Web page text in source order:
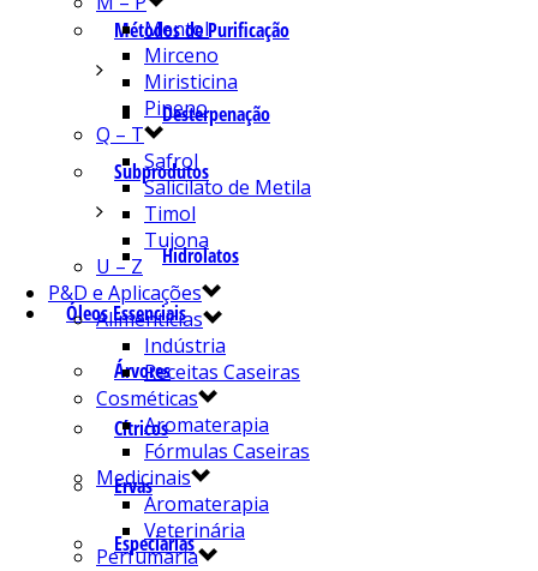
Métodos de Purificação
Desterpenação
Subprodutos
Hidrolatos
Óleos Essenciais
Árvores
Cítricos
Ervas
Especiarias
Mentol
Mirceno
Miristicina
Pineno
Q – T
Safrol
Salicilato de Metila
Timol
Tujona
U – Z
P&D e Aplicações
Alimentícias
Indústria
Receitas Caseiras
Cosméticas
Aromaterapia
Fórmulas Caseiras
Medicinais
Aromaterapia
Veterinária
Perfumaria